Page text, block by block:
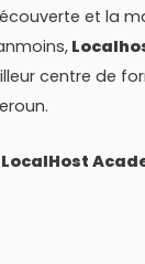
et la
centre de
LocalHost